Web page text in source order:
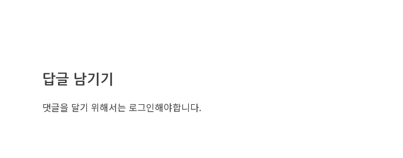
답글 남기기
댓글을 달기 위해서는 로그인해야합니다.